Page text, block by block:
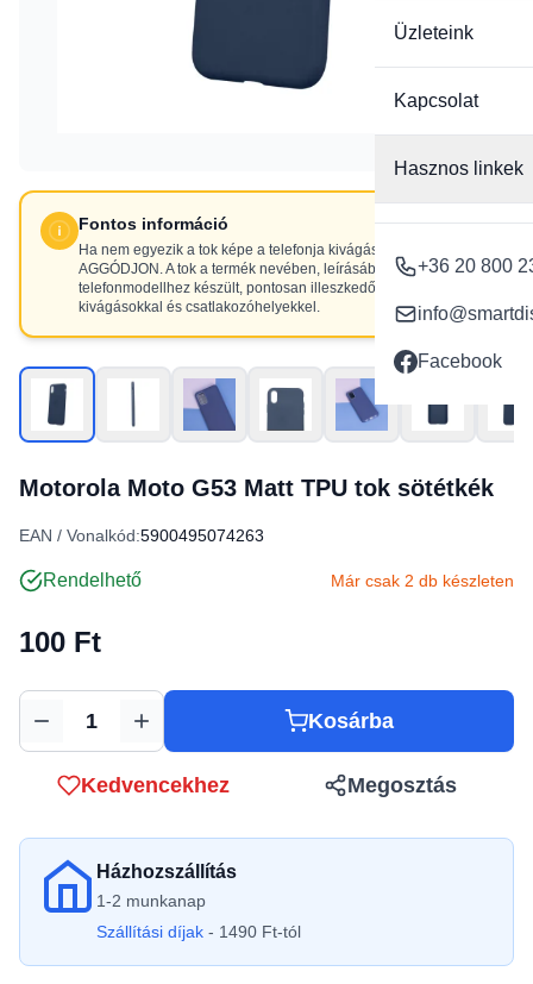
Üzleteink
Kapcsolat
Hasznos linkek
+36 20 800
Facebook
Fontos információ
Ha nem egyezik a tok képe a telefonja kivágásaival, NE
AGGÓDJON. A tok a termék nevében, leírásában szereplő
telefonmodellhez készült, pontosan illeszkedő
kivágásokkal és csatlakozóhelyekkel.
Motorola Moto G53 Matt TPU tok sötétkék
EAN / Vonalkód:5900495074263
Rendelhető Már csak 2 db készleten
100 Ft
Mennyiség Kosárba
Kedvencekhez Megosztás
Házhozszállítás
1-2 munkanap
Szállítási díjak - 1490 Ft-tól